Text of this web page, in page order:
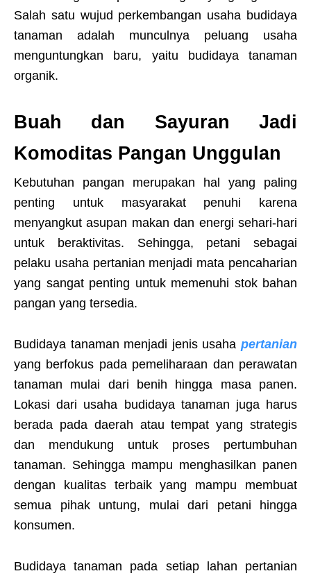
Salah satu wujud perkembangan usaha budidaya
tanaman adalah munculnya peluang usaha
menguntungkan baru, yaitu budidaya tanaman
organik.
Buah dan Sayuran Jadi
Komoditas Pangan Unggulan
Kebutuhan pangan merupakan hal yang paling
penting untuk masyarakat penuhi karena
menyangkut asupan makan dan energi sehari-hari
untuk beraktivitas. Sehingga, petani sebagai
pelaku usaha pertanian menjadi mata pencaharian
yang sangat penting untuk memenuhi stok bahan
pangan yang tersedia.
Budidaya tanaman menjadi jenis usaha pertanian
yang berfokus pada pemeliharaan dan perawatan
tanaman mulai dari benih hingga masa panen.
Lokasi dari usaha budidaya tanaman juga harus
berada pada daerah atau tempat yang strategis
dan mendukung untuk proses pertumbuhan
tanaman. Sehingga mampu menghasilkan panen
dengan kualitas terbaik yang mampu membuat
semua pihak untung, mulai dari petani hingga
konsumen.
Budidaya tanaman pada setiap lahan pertanian